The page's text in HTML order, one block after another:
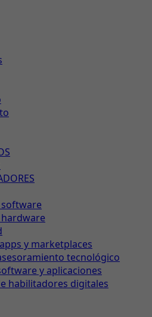
y marketplaces
tecnológico
y aplicaciones
habilitadores digitales